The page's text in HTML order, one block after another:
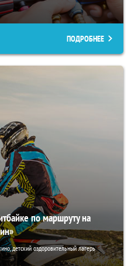
ПОДРОБНЕЕ
по маршруту на
детский оздоровительный лагерь